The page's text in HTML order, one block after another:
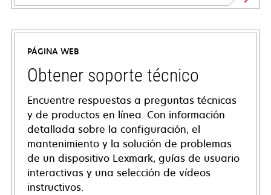
PÁGINA WEB
Obtener soporte técnico
Encuentre respuestas a preguntas técnicas
y de productos en línea. Con información
detallada sobre la configuración, el
mantenimiento y la solución de problemas
de un dispositivo Lexmark, guías de usuario
interactivas y una selección de vídeos
instructivos.